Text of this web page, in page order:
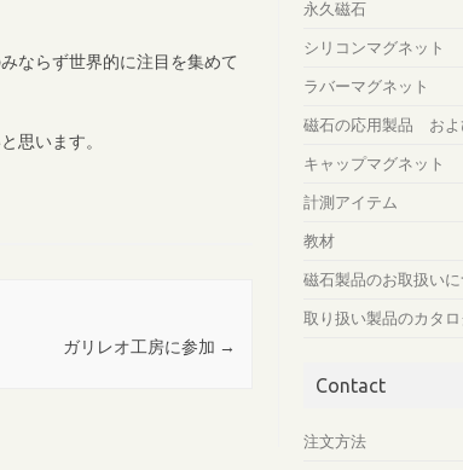
ならず世界的に注目を集めて
思います。
ガリレオ工房に参加 →
永久磁石
シリコンマグネット
ラバーマグネット
磁石の応用製品 およ
キャップマグネット
計測アイテム
教材
磁石製品のお取扱い
取り扱い製品のカタ
Contact
注文方法